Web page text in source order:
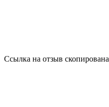
Ссылка на отзыв скопирована